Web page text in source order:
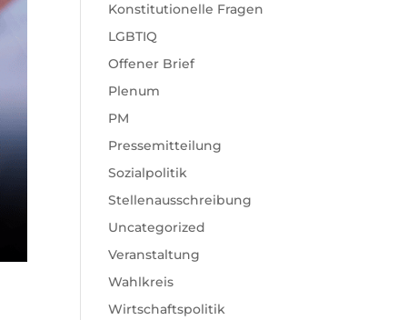
Konstitutionelle Fragen
LGBTIQ
Offener Brief
Plenum
PM
Pressemitteilung
Sozialpolitik
Stellenausschreibung
Uncategorized
Veranstaltung
Wahlkreis
Wirtschaftspolitik